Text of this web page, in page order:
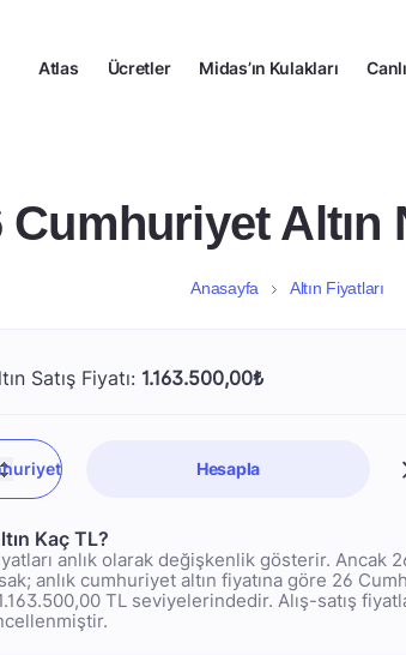
Atlas Ücretler Midas’ın Kulakları
Cumhuriyet Altın
Anasayfa Altın Fiyatları
Satış Fiyatı: 1.163.500,00₺
Hesapla
Kaç TL?
anlık olarak değişkenlik gösterir. Ancak
anlık cumhuriyet altın fiyatına göre 26
TL seviyelerindedir. Alış-satış